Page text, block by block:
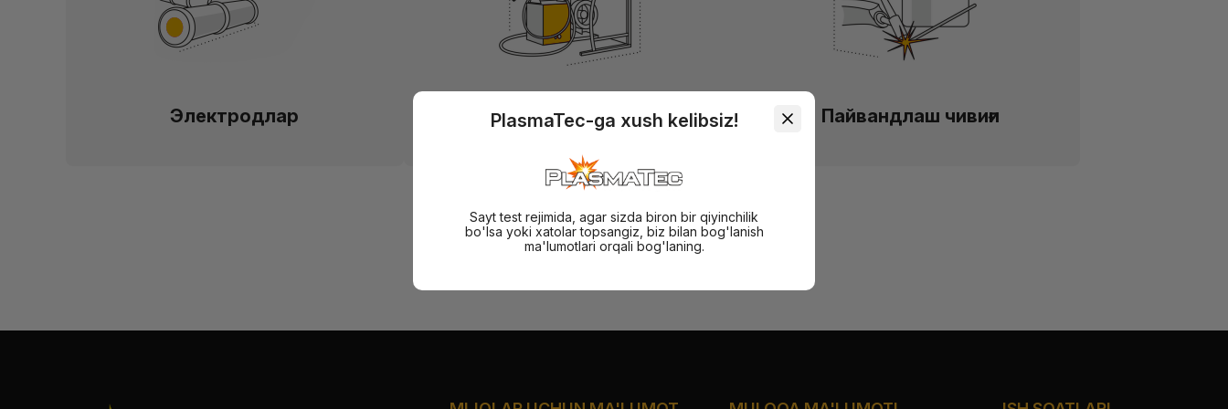
Электродлар Пайвандлаш симлари Пайвандлаш чивиғи
PlasmaTec-ga xush kelibsiz!
Sayt test rejimida, agar sizda biron bir qiyinchilik
bo'lsa yoki xatolar topsangiz, biz bilan bog'lanish
ma'lumotlari orqali bog'laning.